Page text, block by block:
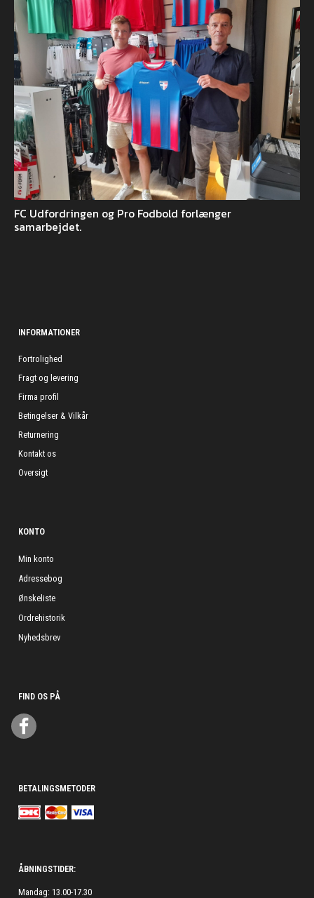
FC Udfordringen og Pro Fodbold forlænger
samarbejdet.
INFORMATIONER
Fortrolighed
Fragt og levering
Firma profil
Betingelser & Vilkår
Returnering
Kontakt os
Oversigt
KONTO
Min konto
Adressebog
Ønskeliste
Ordrehistorik
Nyhedsbrev
FIND OS PÅ
BETALINGSMETODER
ÅBNINGSTIDER:
Mandag: 13.00-17.30